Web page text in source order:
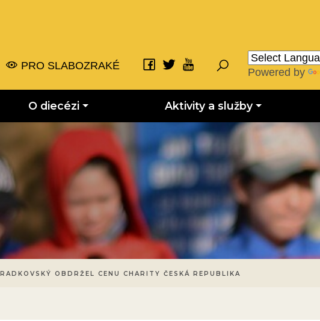
PRO SLABOZRAKÉ
Powered by
O diecézi Aktivity a služby
OBDRŽEL CENU CHARITY ČESKÁ REPUBLIKA